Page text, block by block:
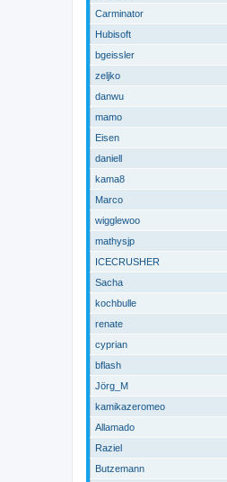
Carminator
Hubisoft
bgeissler
zeljko
danwu
mamo
Eisen
daniell
kama8
Marco
wigglewoo
mathysjp
ICECRUSHER
Sacha
kochbulle
renate
cyprian
bflash
Jörg_M
kamikazeromeo
Allamado
Raziel
Butzemann